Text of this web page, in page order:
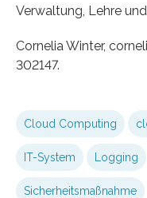
Verwaltung, Lehre
Cornelia Winter,
302147.
Cloud Computing
IT-System Logging
Sicherheitsmaßnahme